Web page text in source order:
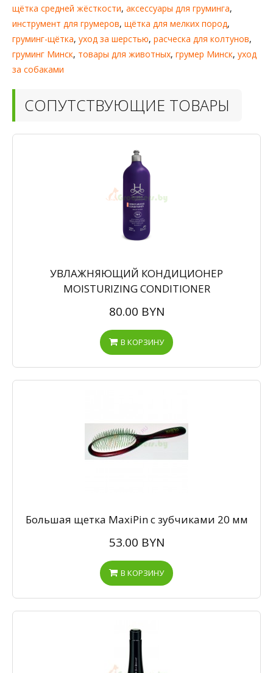
щётка средней жёсткости, аксессуары для груминга,
инструмент для грумеров, щётка для мелких пород,
груминг-щётка, уход за шерстью, расческа для колтунов,
груминг Минск, товары для животных, грумер Минск, уход
за собаками
СОПУТСТВУЮЩИЕ ТОВАРЫ
УВЛАЖНЯЮЩИЙ КОНДИЦИОНЕР
MOISTURIZING CONDITIONER
80.00 BYN
В КОРЗИНУ
Большая щетка MaxiPin с зубчиками 20 мм
53.00 BYN
В КОРЗИНУ